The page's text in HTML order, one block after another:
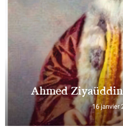
Ahmed
16 janvier